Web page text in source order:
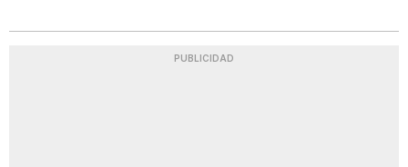
PUBLICIDAD